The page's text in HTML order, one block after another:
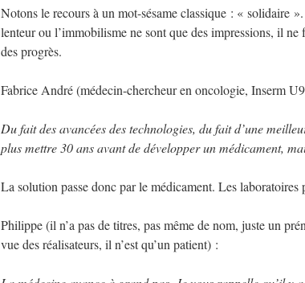
Notons le recours à un mot-sésame classique : « solidaire
lenteur ou l’immobilisme ne sont que des impressions, il
des progrès.
Fabrice André (médecin-chercheur en oncologie, Inserm
Du fait des avancées des technologies, du fait d’une
plus mettre 30 ans avant de développer un médicament,
La solution passe donc par le médicament. Les laboratoires
Philippe (il n’a pas de titres, pas même de nom, juste un
vue des réalisateurs, il n’est qu’un patient) :